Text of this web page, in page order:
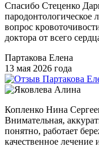
Спасибо Стеценко
пародонтологическое
вопрос
доктора от всего
Партакова Елена
13 мая 2026 года
Копленко Нина
Внимательная,
понятно, работает
качественное лечение